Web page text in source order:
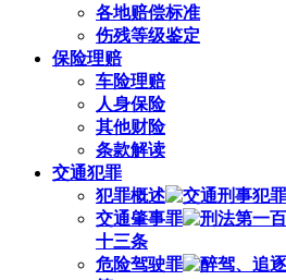
各地赔偿标准
伤残等级鉴定
保险理赔
车险理赔
人身保险
其他财险
条款解读
交通犯罪
犯罪概述
交通肇事罪
十三条
危险驾驶罪